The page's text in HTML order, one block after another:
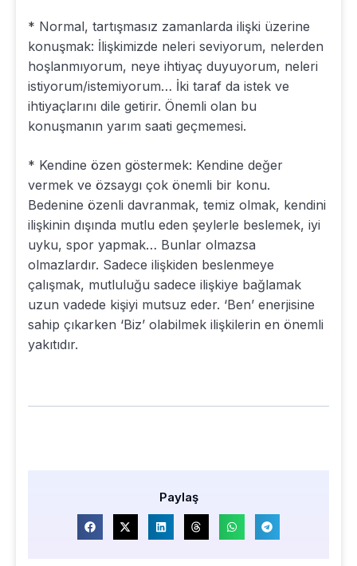
* Normal, tartışmasız zamanlarda ilişki üzerine
konuşmak: İlişkimizde neleri seviyorum, nelerden
hoşlanmıyorum, neye ihtiyaç duyuyorum, neleri
istiyorum/istemiyorum… İki taraf da istek ve
ihtiyaçlarını dile getirir. Önemli olan bu
konuşmanın yarım saati geçmemesi.
* Kendine özen göstermek: Kendine değer
vermek ve özsaygı çok önemli bir konu.
Bedenine özenli davranmak, temiz olmak, kendini
ilişkinin dışında mutlu eden şeylerle beslemek, iyi
uyku, spor yapmak… Bunlar olmazsa
olmazlardır. Sadece ilişkiden beslenmeye
çalışmak, mutluluğu sadece ilişkiye bağlamak
uzun vadede kişiyi mutsuz eder. ‘Ben’ enerjisine
sahip çıkarken ‘Biz’ olabilmek ilişkilerin en önemli
yakıtıdır.
Paylaş